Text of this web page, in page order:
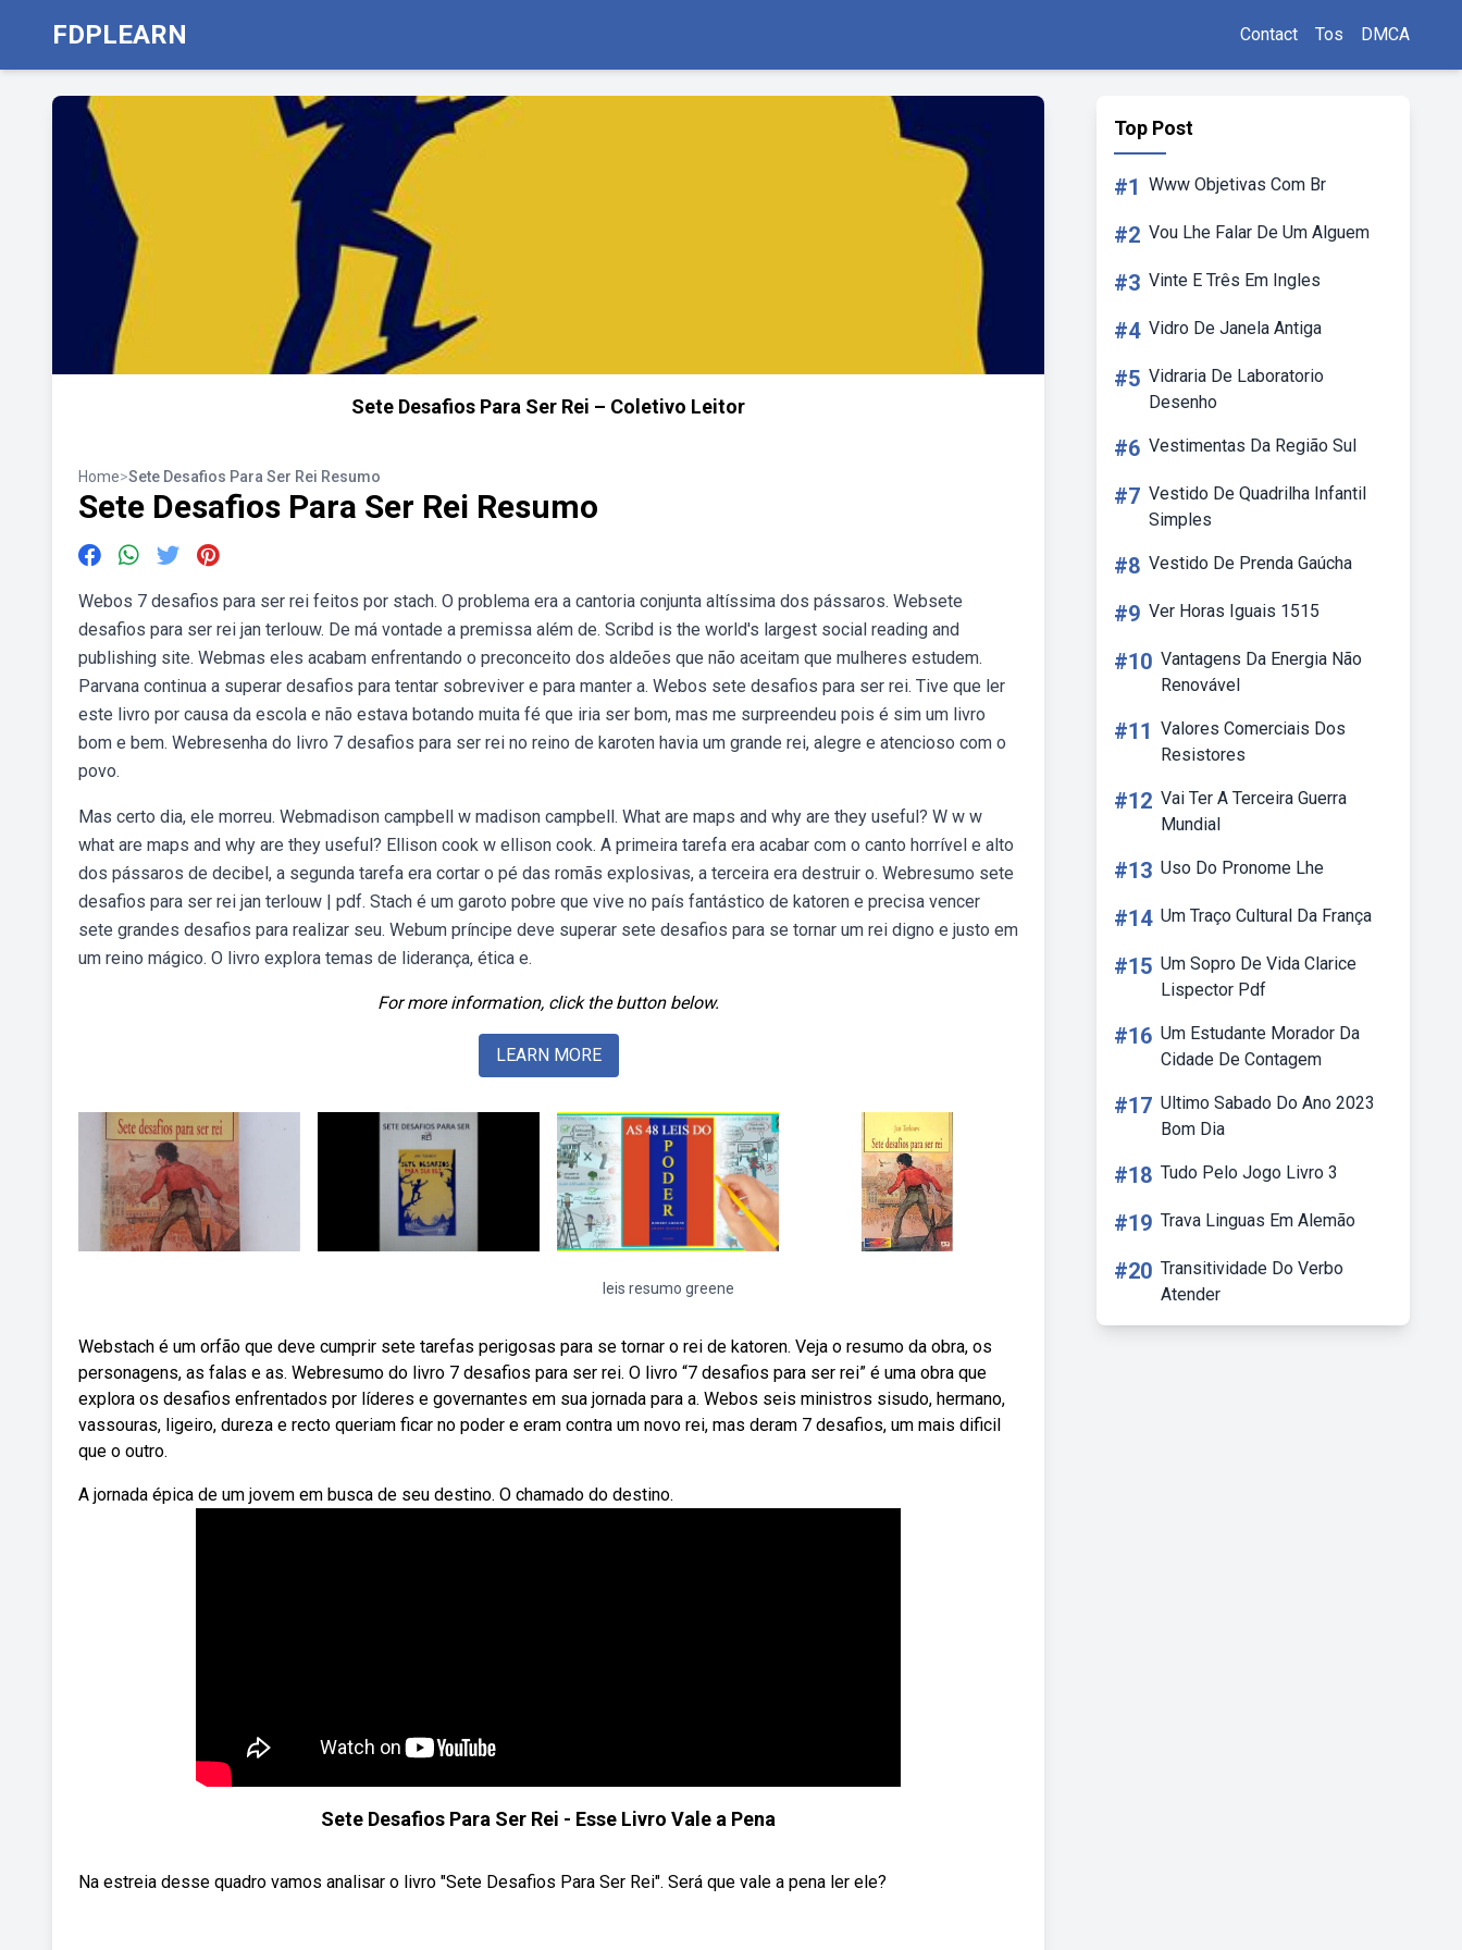
FDPLEARN Contact Tos DMCA
Sete Desafios Para Ser Rei – Coletivo Leitor
Home>Sete Desafios Para Ser Rei Resumo
Sete Desafios Para Ser Rei Resumo
Webos 7 desafios para ser rei feitos por stach. O problema era a cantoria conjunta altíssima dos pássaros. Websete
desafios para ser rei jan terlouw. De má vontade a premissa além de. Scribd is the world's largest social reading and
publishing site. Webmas eles acabam enfrentando o preconceito dos aldeões que não aceitam que mulheres estudem.
Parvana continua a superar desafios para tentar sobreviver e para manter a. Webos sete desafios para ser rei. Tive que ler
este livro por causa da escola e não estava botando muita fé que iria ser bom, mas me surpreendeu pois é sim um livro
bom e bem. Webresenha do livro 7 desafios para ser rei no reino de karoten havia um grande rei, alegre e atencioso com o
povo.
Mas certo dia, ele morreu. Webmadison campbell w madison campbell. What are maps and why are they useful? W w w
what are maps and why are they useful? Ellison cook w ellison cook. A primeira tarefa era acabar com o canto horrível e alto
dos pássaros de decibel, a segunda tarefa era cortar o pé das romãs explosivas, a terceira era destruir o. Webresumo sete
desafios para ser rei jan terlouw | pdf. Stach é um garoto pobre que vive no país fantástico de katoren e precisa vencer
sete grandes desafios para realizar seu. Webum príncipe deve superar sete desafios para se tornar um rei digno e justo em
um reino mágico. O livro explora temas de liderança, ética e.
For more information, click the button below.
LEARN MORE
leis resumo greene
Webstach é um orfão que deve cumprir sete tarefas perigosas para se tornar o rei de katoren. Veja o resumo da obra, os
personagens, as falas e as. Webresumo do livro 7 desafios para ser rei. O livro “7 desafios para ser rei” é uma obra que
explora os desafios enfrentados por líderes e governantes em sua jornada para a. Webos seis ministros sisudo, hermano,
vassouras, ligeiro, dureza e recto queriam ficar no poder e eram contra um novo rei, mas deram 7 desafios, um mais dificil
que o outro.
A jornada épica de um jovem em busca de seu destino. O chamado do destino.
Sete Desafios Para Ser Rei - Esse Livro Vale a Pena
Na estreia desse quadro vamos analisar o livro "Sete Desafios Para Ser Rei". Será que vale a pena ler ele?
Top Post
#1 Www Objetivas Com Br
#2 Vou Lhe Falar De Um Alguem
#3 Vinte E Três Em Ingles
#4 Vidro De Janela Antiga
#5 Vidraria De Laboratorio
Desenho
#6 Vestimentas Da Região Sul
#7 Vestido De Quadrilha Infantil
Simples
#8 Vestido De Prenda Gaúcha
#9 Ver Horas Iguais 1515
#10 Vantagens Da Energia Não
Renovável
#11 Valores Comerciais Dos
Resistores
#12 Vai Ter A Terceira Guerra
Mundial
#13 Uso Do Pronome Lhe
#14 Um Traço Cultural Da França
#15 Um Sopro De Vida Clarice
Lispector Pdf
#16 Um Estudante Morador Da
Cidade De Contagem
#17 Ultimo Sabado Do Ano 2023
Bom Dia
#18 Tudo Pelo Jogo Livro 3
#19 Trava Linguas Em Alemão
#20 Transitividade Do Verbo
Atender